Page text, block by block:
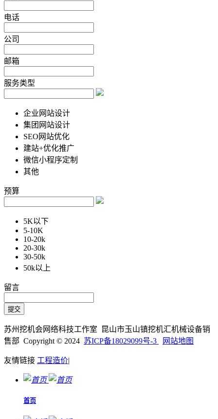
电话
公司
邮箱
服务类型
企业网站设计
集团网站设计
SEO网站优化
建站+优化推广
微信小程序定制
其他
预算
5K以下
5-10K
10-20k
20-30k
30-50k
50k以上
留言
苏州挖机会网络科技工作室 昆山市玉山镇挖机汇机械设备销
售部 Copyright © 2024 苏ICP备18029099号-3 网站地图
友情链接 工程造价|
首页